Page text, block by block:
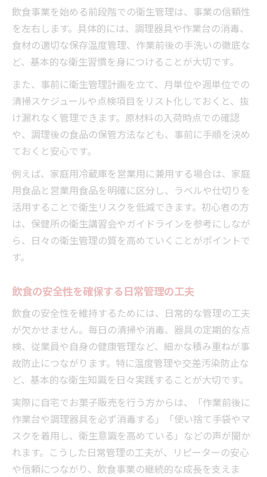
飲食事業を始める前段階での衛生管理は、事業の信頼性
を左右します。具体的には、調理器具や作業台の消毒、
食材の適切な保存温度管理、作業前後の手洗いの徹底な
ど、基本的な衛生習慣を身につけることが大切です。
また、事前に衛生管理計画を立て、月単位や週単位での
清掃スケジュールや点検項目をリスト化しておくと、抜
け漏れなく管理できます。原材料の入荷時点での確認
や、調理後の食品の保管方法なども、事前に手順を決め
ておくと安心です。
例えば、家庭用冷蔵庫を営業用に兼用する場合は、家庭
用食品と営業用食品を明確に区分し、ラベルや仕切りを
活用することで衛生リスクを低減できます。初心者の方
は、保健所の衛生講習会やガイドラインを参考にしなが
ら、日々の衛生管理の質を高めていくことがポイントで
す。
飲食の安全性を確保する日常管理の工夫
飲食の安全性を維持するためには、日常的な管理の工夫
が欠かせません。毎日の清掃や消毒、器具の定期的な点
検、従業員や自身の健康管理など、細かな積み重ねが事
故防止につながります。特に温度管理や交差汚染防止な
ど、基本的な衛生知識を日々実践することが大切です。
実際に自宅でお菓子販売を行う方からは、「作業前後に
作業台や調理器具を必ず消毒する」「使い捨て手袋やマ
スクを着用し、衛生意識を高めている」などの声が聞か
れます。こうした日常管理の工夫が、リピーターの安心
や信頼につながり、飲食事業の継続的な成長を支えま